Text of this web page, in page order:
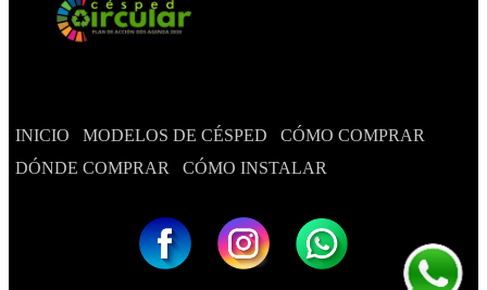
INICIO MODELOS DE CÉSPED
CÓMO COMPRAR
DÓNDE COMPRAR
CÓMO INSTALAR